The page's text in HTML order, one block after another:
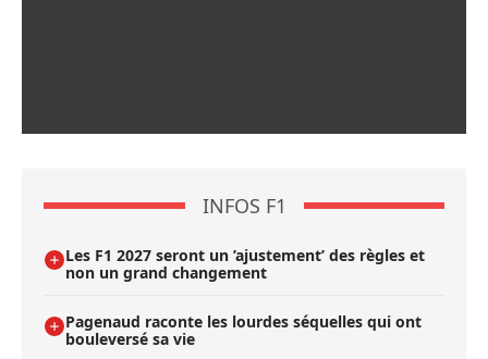
INFOS F1
Les F1 2027 seront un ’ajustement’ des règles et
non un grand changement
Pagenaud raconte les lourdes séquelles qui ont
bouleversé sa vie